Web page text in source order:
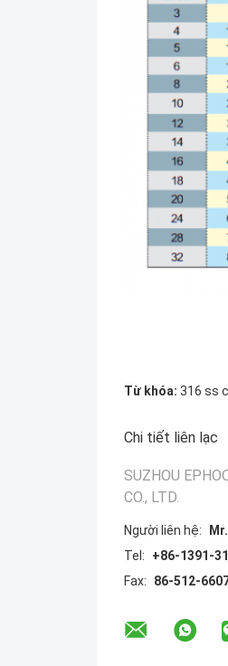
Từ khóa: 316 ss
Chi tiết liên lạc
SUZHOU
CO., LTD.
Người liên hệ:
Tel:
+86-1391-
Fax:
86-512-